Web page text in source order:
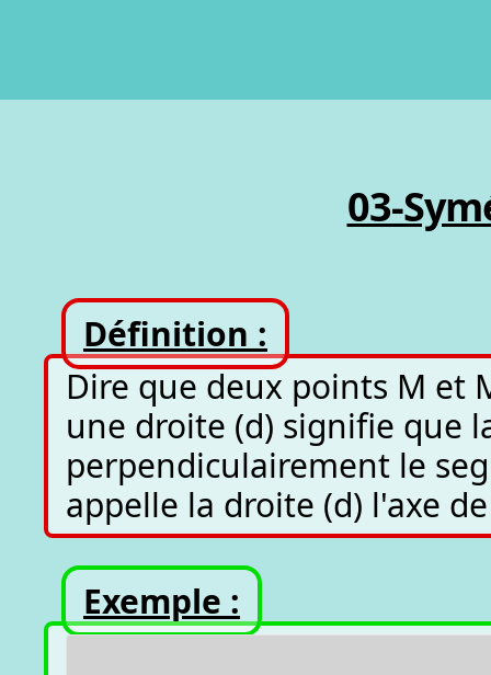
03-
Définition :
Dire que deux points M et
une droite (d) signifie que
perpendiculairement le
appelle la droite (d) l'axe
Exemple :